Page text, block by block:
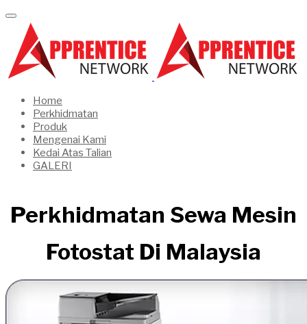
Home
Perkhidmatan
Produk
Mengenai Kami
Kedai Atas Talian
GALERI
Perkhidmatan Sewa Mesin
Fotostat Di Malaysia